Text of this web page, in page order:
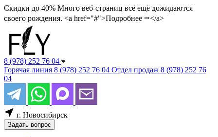
Скидки до 40% Много веб-страниц всё ещё дожидаются
своего рождения. <a href="#">Подробнее ⭢</a>
8 (978) 252 76 04
Горячая линия 8 (978) 252 76 04 Отдел продаж 8 (978) 252 76
04
г. Новосибирск
Задать вопрос